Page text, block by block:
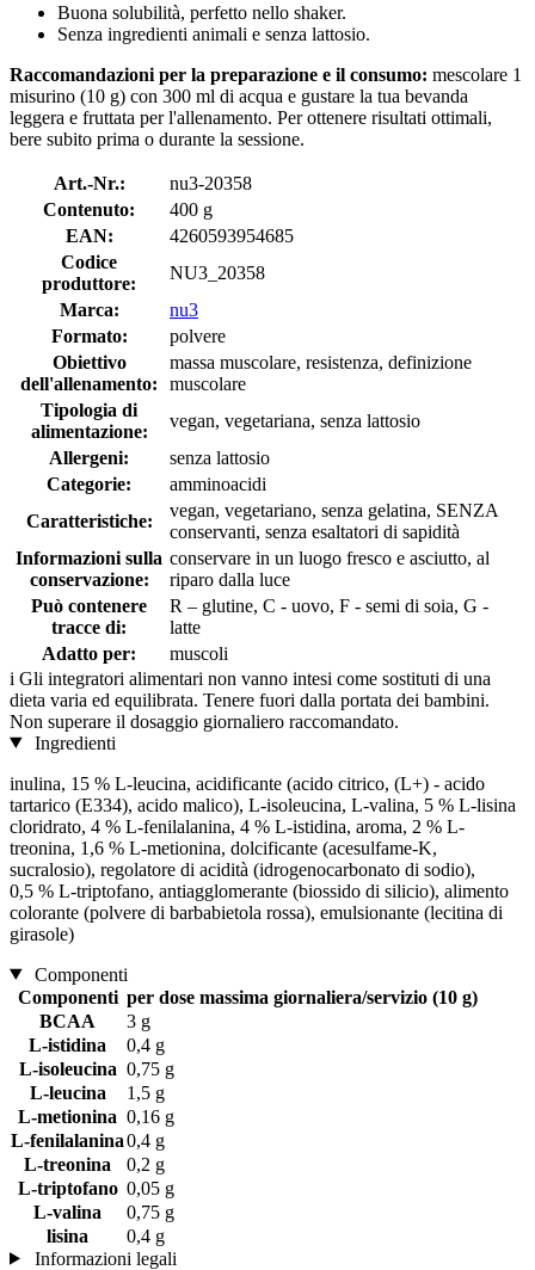
Buona solubilità, perfetto nello shaker.
Senza ingredienti animali e senza lattosio.
Raccomandazioni per la preparazione e il consumo: mescolare 1
misurino (10 g) con 300 ml di acqua e gustare la tua bevanda
leggera e fruttata per l'allenamento. Per ottenere risultati ottimali,
bere subito prima o durante la sessione.
Art.-Nr.:
nu3-20358
Contenuto:
400 g
EAN:
4260593954685
Codice
produttore:
NU3_20358
Marca:
nu3
Formato:
polvere
Obiettivo
dell'allenamento:
massa muscolare, resistenza, definizione
muscolare
Tipologia di
alimentazione:
vegan, vegetariana, senza lattosio
Allergeni:
senza lattosio
Categorie:
amminoacidi
Caratteristiche:
vegan, vegetariano, senza gelatina, SENZA
conservanti, senza esaltatori di sapidità
Informazioni sulla
conservazione:
conservare in un luogo fresco e asciutto, al
riparo dalla luce
Può contenere
tracce di:
R – glutine, C - uovo, F - semi di soia, G -
latte
Adatto per:
muscoli
i Gli integratori alimentari non vanno intesi come sostituti di una
dieta varia ed equilibrata. Tenere fuori dalla portata dei bambini.
Non superare il dosaggio giornaliero raccomandato.
Ingredienti
inulina, 15 % L-leucina, acidificante (acido citrico, (L+) - acido
tartarico (E334), acido malico), L-isoleucina, L-valina, 5 % L-lisina
cloridrato, 4 % L-fenilalanina, 4 % L-istidina, aroma, 2 % L-
treonina, 1,6 % L-metionina, dolcificante (acesulfame-K,
sucralosio), regolatore di acidità (idrogenocarbonato di sodio),
0,5 % L-triptofano, antiagglomerante (biossido di silicio), alimento
colorante (polvere di barbabietola rossa), emulsionante (lecitina di
girasole)
Componenti
Componenti per dose massima giornaliera/servizio (10 g)
BCAA
3 g
L-istidina
0,4 g
L-isoleucina 0,75 g
L-leucina
1,5 g
L-metionina 0,16 g
L-fenilalanina0,4 g
L-treonina
0,2 g
L-triptofano 0,05 g
L-valina
0,75 g
lisina
0,4 g
Informazioni legali